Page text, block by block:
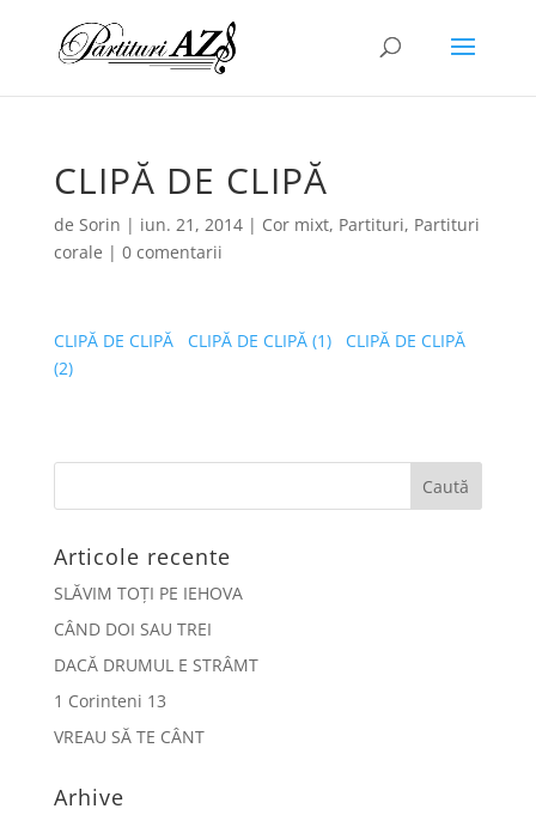
CLIPĂ DE CLIPĂ
de Sorin | iun. 21, 2014| Cor mixt, Partituri, Partituri
corale | 0 comentarii
CLIPĂ DE CLIPĂ CLIPĂ DE CLIPĂ (1)
CLIPĂ DE CLIPĂ
(2)
Articole recente
SLĂVIM TOȚI PE IEHOVA
CÂND DOI SAU TREI
DACĂ DRUMUL E STRÂMT
1 Corinteni 13
VREAU SĂ TE CÂNT
Arhive